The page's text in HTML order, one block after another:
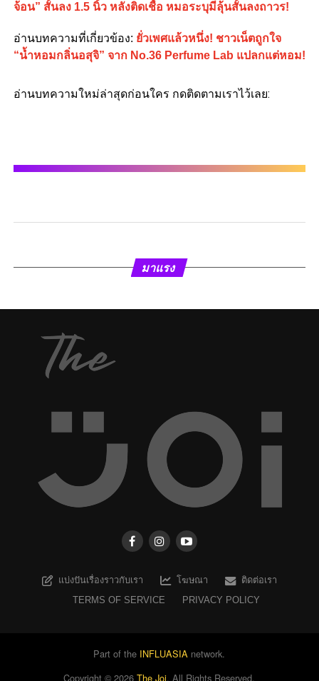
จ้อน” สั้นลง 1.5 นิ้ว หลังติดเชื้อ หมอระบุมีลุ้นสั้นลงถาวร!
อ่านบทความที่เกี่ยวข้อง: ยั่วเพศแล้วหนึ่ง! ชาวเน็ตถูกใจ
“น้ำหอมกลิ่นอสุจิ” จาก No.36 Perfume Lab แปลกแต่หอม!
อ่านบทความใหม่ล่าสุดก่อนใคร กดติดตามเราไว้เลย:
มาแรง
แบ่งปันเรื่องราวกับเรา โฆษณา
ติดต่อเรา
TERMS OF SERVICE
PRIVACY POLICY
Part of the INFLUASIA network.
Copyright ©2026 The Joi. All Rights Reserved.